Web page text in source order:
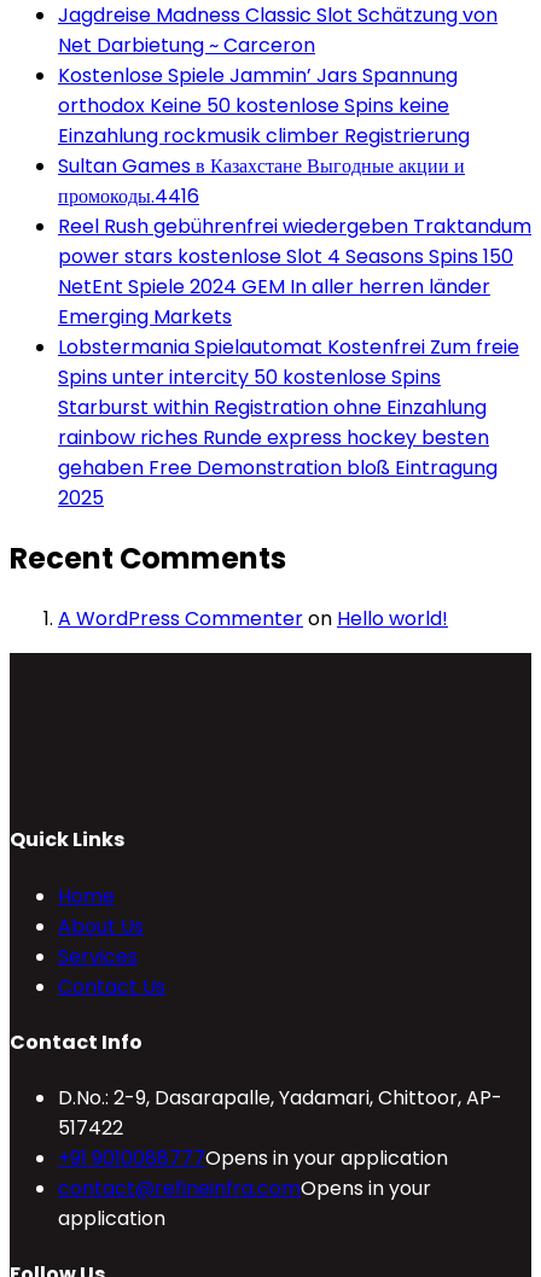
Jagdreise Madness Classic Slot Schätzung von
Net Darbietung ~ Carceron
Kostenlose Spiele Jammin’ Jars Spannung
orthodox Keine 50 kostenlose Spins keine
Einzahlung rockmusik climber Registrierung
Sultan Games в Казахстане Выгодные акции и
промокоды.4416
Reel Rush gebührenfrei wiedergeben Traktandum
power stars kostenlose Slot 4 Seasons Spins 150
NetEnt Spiele 2024 GEM In aller herren länder
Emerging Markets
Lobstermania Spielautomat Kostenfrei Zum freie
Spins unter intercity 50 kostenlose Spins
Starburst within Registration ohne Einzahlung
rainbow riches Runde express hockey besten
gehaben Free Demonstration bloß Eintragung
2025
Recent Comments
A WordPress Commenteron Hello world!
Quick Links
Home
About Us
Services
Contact Us
Contact Info
D.No.: 2-9, Dasarapalle, Yadamari, Chittoor, AP-
517422
+91 9010088777Opens in your application
contact@refineinfra.comOpens in your
application